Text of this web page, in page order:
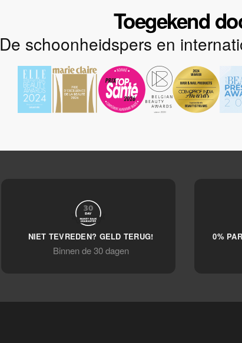
Toegekend
De schoonheidspers en
NIET TEVREDEN? GELD TERUG!
Binnen de 30 dagen
0%